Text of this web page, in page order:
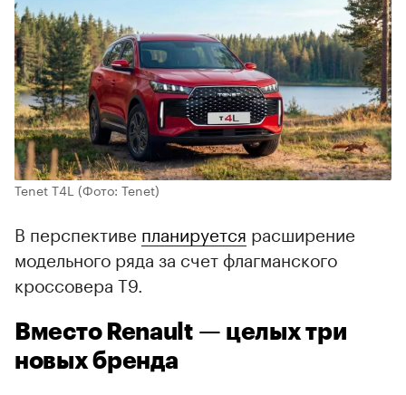
Tenet T4L (Фото: Tenet)
В перспективе планируется расширение
модельного ряда за счет флагманского
кроссовера T9.
Вместо Renault — целых три
новых бренда